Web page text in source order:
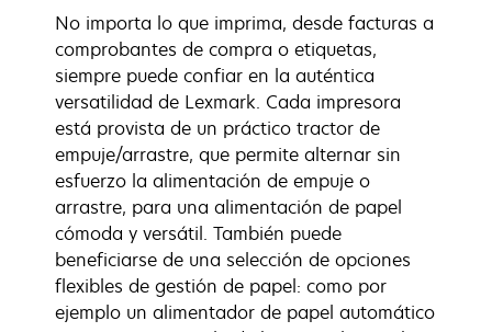
No importa lo que imprima, desde facturas a
comprobantes de compra o etiquetas,
siempre puede confiar en la auténtica
versatilidad de Lexmark. Cada impresora
está provista de un práctico tractor de
empuje/arrastre, que permite alternar sin
esfuerzo la alimentación de empuje o
arrastre, para una alimentación de papel
cómoda y versátil. También puede
beneficiarse de una selección de opciones
flexibles de gestión de papel: como por
ejemplo un alimentador de papel automático